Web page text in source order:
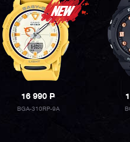
16 990P
BGA-310RP-9A